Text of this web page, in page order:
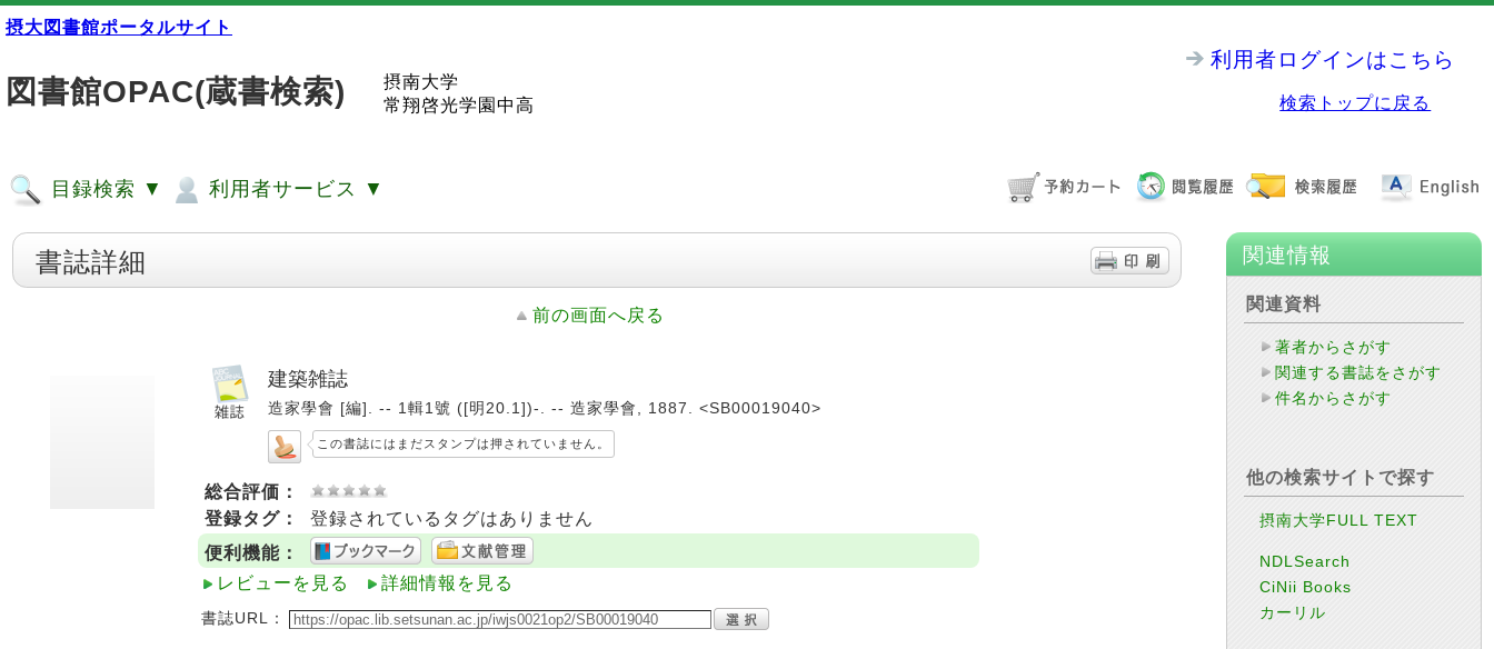
摂大図書館ポータルサイト
図書館OPAC(蔵書検索)
摂南大学
常翔啓光学園中高
利用者ログインはこちら
検索トップに戻る
目録検索 ▼ 利用者サービス ▼
書誌詳細
前の画面へ戻る
建築雑誌
造家學會 [編]. -- 1輯1號 ([明20.1])-. -- 造家學會, 1887. <SB00019040>
この書誌にはまだスタンプは押されていません。
総合評価：
登録タグ：
登録されているタグはありません
便利機能：
レビューを見る
詳細情報を見る
書誌URL：
関連情報
関連資料
著者からさがす
関連する書誌をさがす
件名からさがす
他の検索サイトで探す
摂南大学FULL TEXT
NDLSearch
CiNii Books
カーリル